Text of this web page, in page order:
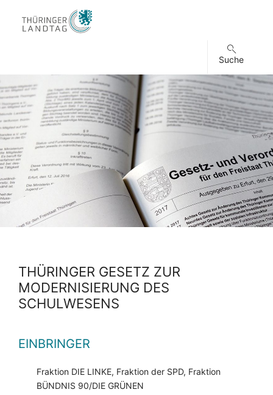
Suche
THÜRINGER GESETZ ZUR
MODERNISIERUNG DES
SCHULWESENS
EINBRINGER
Fraktion DIE LINKE, Fraktion der SPD, Fraktion
BÜNDNIS 90/DIE GRÜNEN